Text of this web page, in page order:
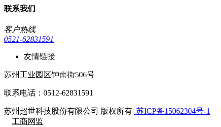
联系我们
客户热线
0521-62831591
友情链接
苏州工业园区钟南街506号
联系电话：0512-62831591
苏州超世科技股份有限公司 版权所有 苏ICP备15062304号-1
工商网监